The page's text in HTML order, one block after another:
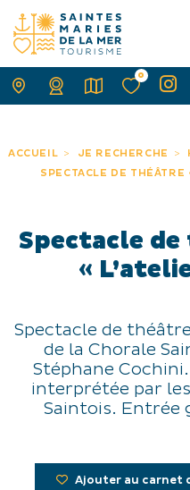
ACCUEIL JE RECHERCHE
SPECTACLE DE THÉÂTRE
Spectacle
«
Spectacle de théâtre
de la Chorale
Stéphane
interprétée par
Saintois. Entrée
Ajouter au carnet
0